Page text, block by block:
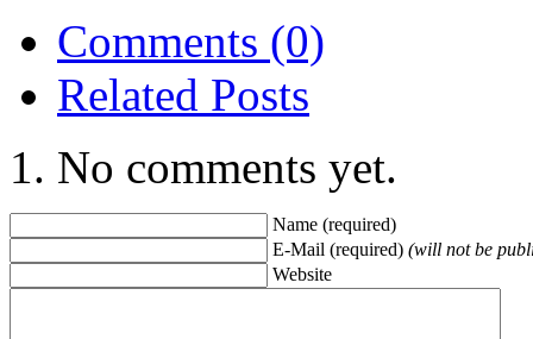
Comments (0)
Related Posts
No comments yet.
Name (required)
E-Mail (required) (will not be
Website